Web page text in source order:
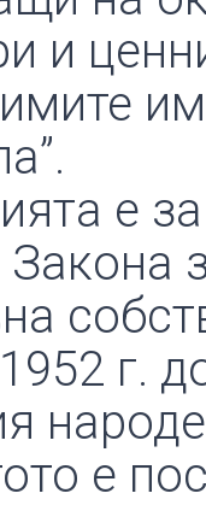
и
е
Закона
г.
е